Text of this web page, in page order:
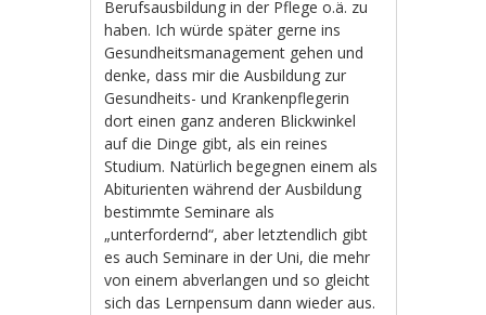
Berufsausbildung in der Pflege o.ä. zu
haben. Ich würde später gerne ins
Gesundheitsmanagement gehen und
denke, dass mir die Ausbildung zur
Gesundheits- und Krankenpflegerin
dort einen ganz anderen Blickwinkel
auf die Dinge gibt, als ein reines
Studium. Natürlich begegnen einem als
Abiturienten während der Ausbildung
bestimmte Seminare als
„unterfordernd“, aber letztendlich gibt
es auch Seminare in der Uni, die mehr
von einem abverlangen und so gleicht
sich das Lernpensum dann wieder aus.